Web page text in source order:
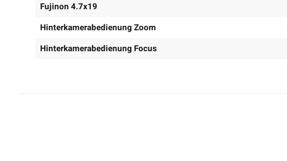
Fujinon 4.7x19
Hinterkamerabedienung Zoom
Hinterkamerabedienung Focus